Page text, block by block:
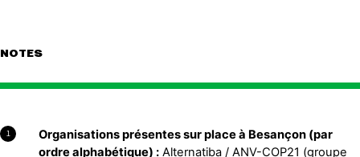
NOTES
1
Organisations présentes sur place à Besançon (par
ordre alphabétique) :Alternatiba / ANV-COP21 (groupe